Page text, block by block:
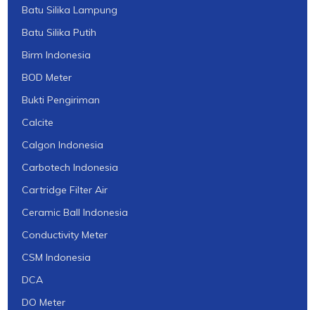
Batu Silika Lampung
Batu Silika Putih
Birm Indonesia
BOD Meter
Bukti Pengiriman
Calcite
Calgon Indonesia
Carbotech Indonesia
Cartridge Filter Air
Ceramic Ball Indonesia
Conductivity Meter
CSM Indonesia
DCA
DO Meter